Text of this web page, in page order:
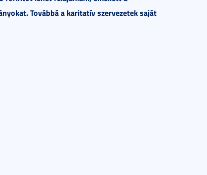
Továbbá a karitatív szervezetek saját